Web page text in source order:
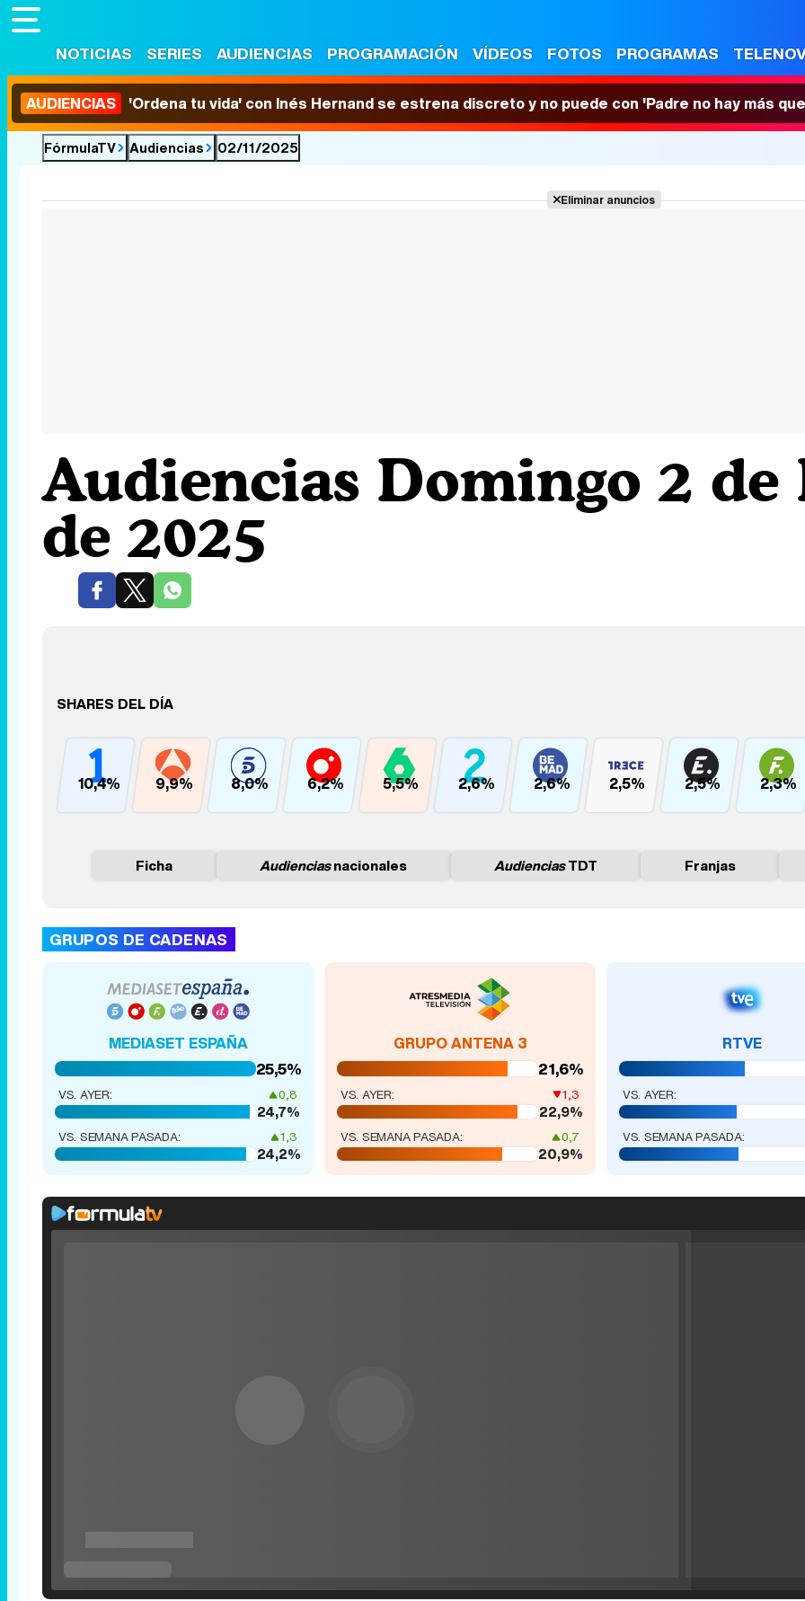
NOTICIAS SERIES AUDIENCIAS PROGRAMACIÓN VÍDEOS FOTOS PROGRAMAS
AUDIENCIAS 'Ordena tu vida' con Inés Hernand se estrena discreto y no puede con 'Padre no hay más
FórmulaTV Audiencias 02/11/2025
Eliminar anuncios
Audiencias Domingo 2
de 2025
SHARES DEL DÍA
10,4% 9,9% 8,0% 6,2% 5,5% 2,6% 2,6% 2,5% 2,5% 2,3%
Ficha Audienciasnacionales AudienciasTDT Franjas
GRUPOS DE CADENAS
MEDIASET ESPAÑA
25,5%
VS. AYER: 0,8
24,7%
VS. SEMANA PASADA: 1,3
24,2%
GRUPO ANTENA 3
21,6%
VS. AYER: 1,3
22,9%
VS. SEMANA PASADA: 0,7
20,9%
RTVE
VS. AYER:
VS. SEMANA PASADA: